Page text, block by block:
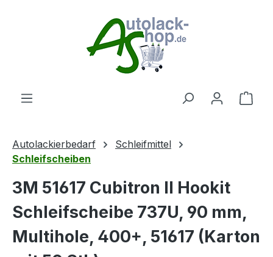
Autolackierbedarf
Schleifmittel
Schleifscheiben
3M 51617 Cubitron II Hookit
Schleifscheibe 737U, 90 mm,
Multihole, 400+, 51617 (Karton